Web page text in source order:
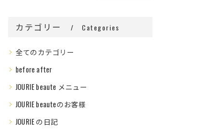
カテゴリー Categories
全てのカテゴリー
before after
JOURIE beaute メニュー
JOURIE beauteのお客様
JOURIE の日記